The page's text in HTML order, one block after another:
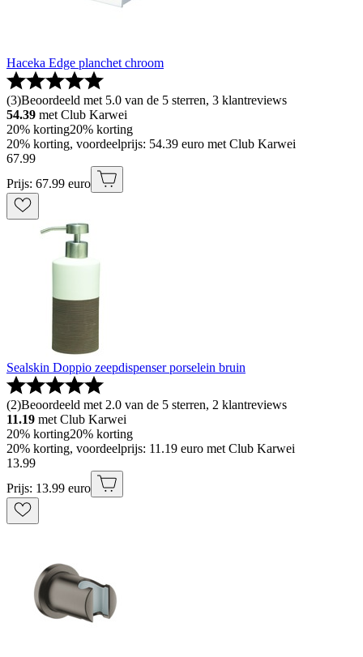
Haceka Edge planchet chroom
(3)Beoordeeld met 5.0 van de 5 sterren, 3 klantreviews
54.39 met Club Karwei
20% korting20% korting
20% korting, voordeelprijs: 54.39 euro met Club Karwei
67.99
Prijs: 67.99 euro
Sealskin Doppio zeepdispenser porselein bruin
(2)Beoordeeld met 2.0 van de 5 sterren, 2 klantreviews
11.19 met Club Karwei
20% korting20% korting
20% korting, voordeelprijs: 11.19 euro met Club Karwei
13.99
Prijs: 13.99 euro